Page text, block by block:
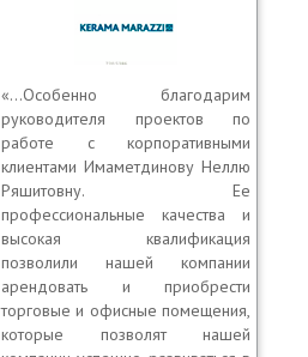
«…Особенно благодарим
руководителя проектов по
работе с корпоративными
клиентами Имаметдинову Неллю
Ряшитовну. Ее
профессиональные качества и
высокая квалификация
позволили нашей компании
арендовать и приобрести
торговые и офисные помещения,
которые позволят нашей